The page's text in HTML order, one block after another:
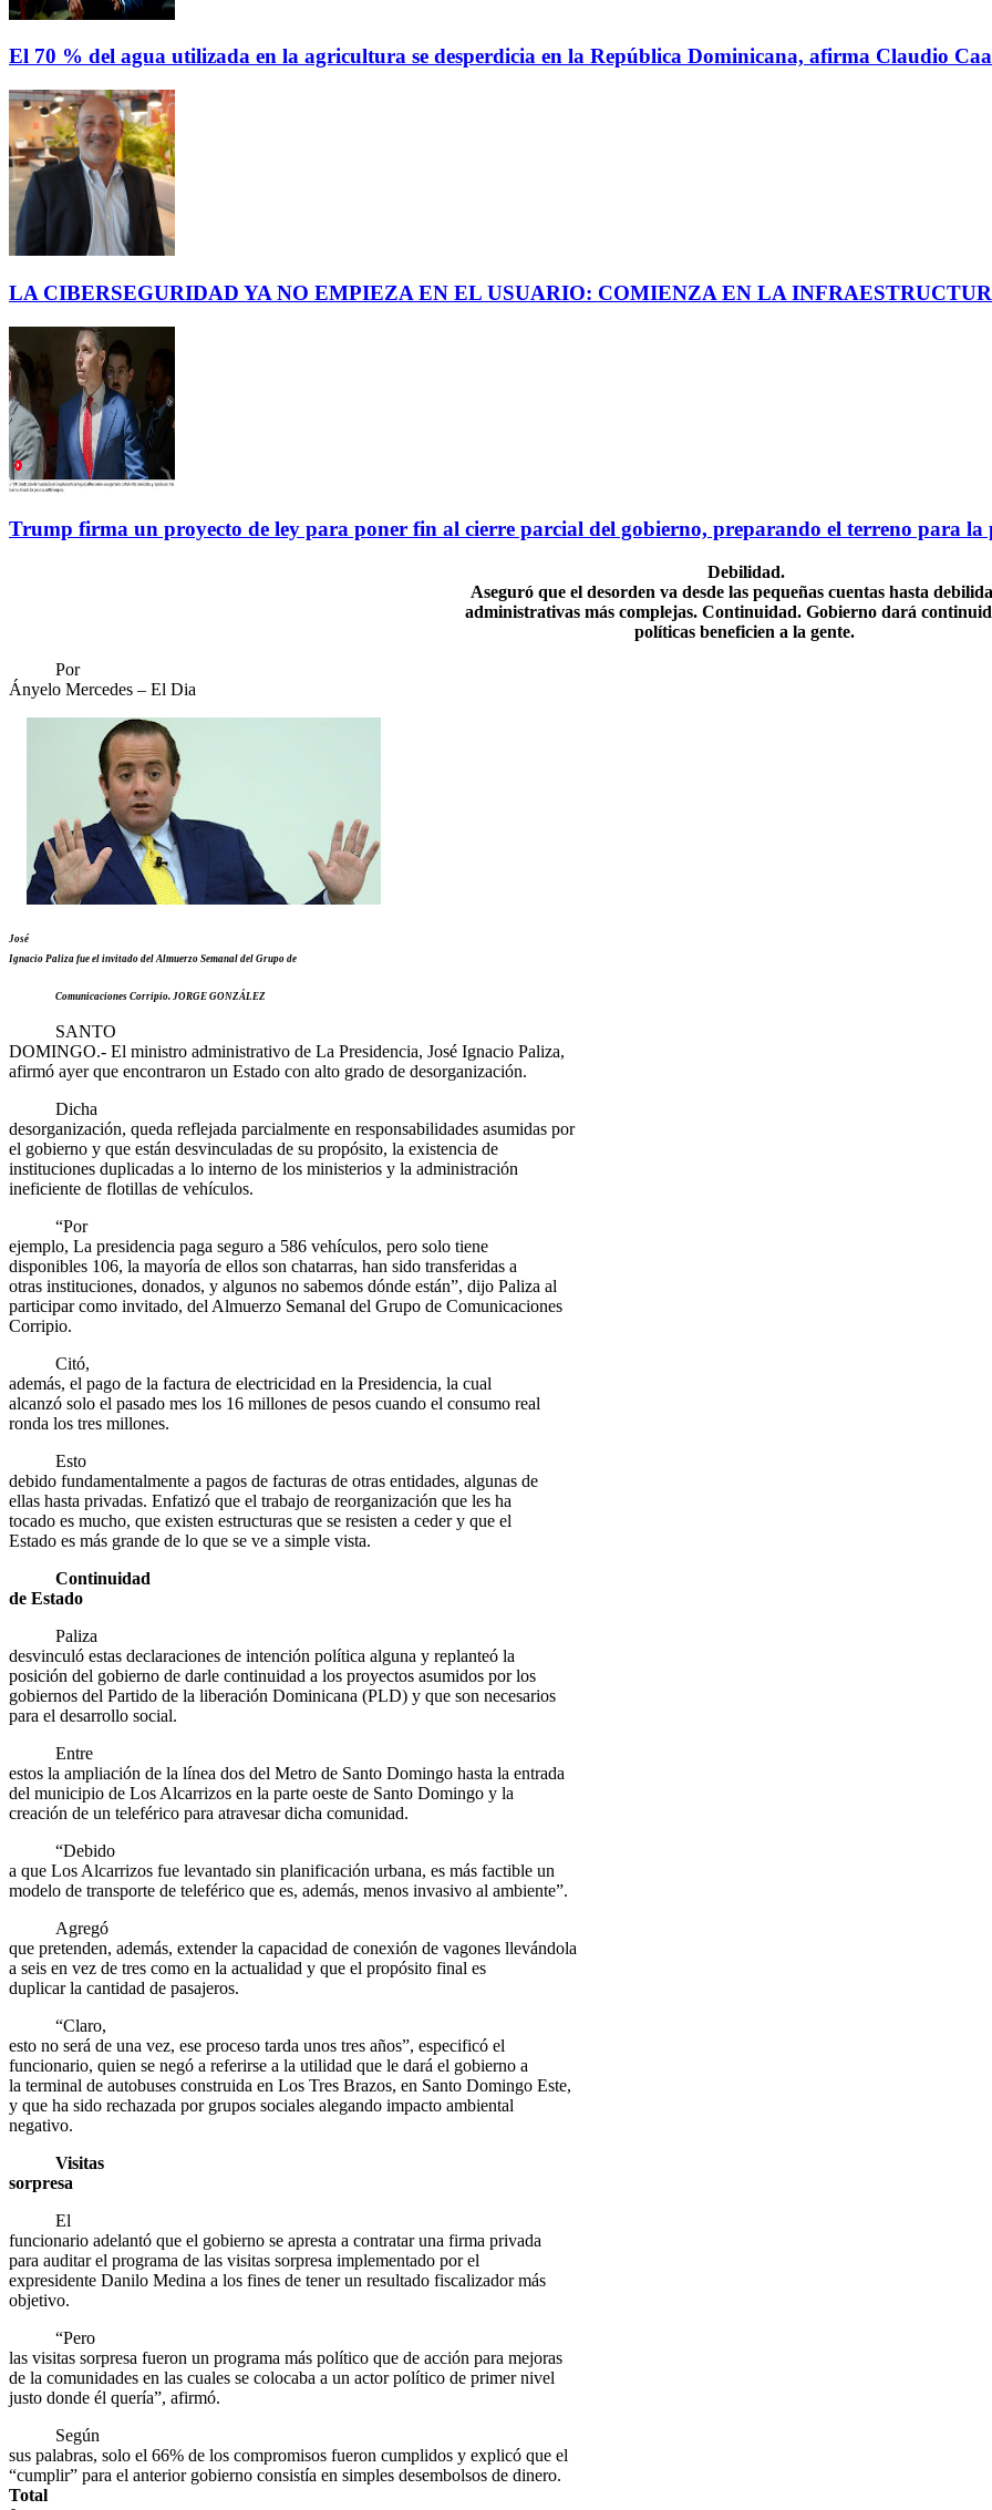
El 70 % del agua utilizada en la agricultura se desperdicia en la República Dominicana, afirma Claudio
LA CIBERSEGURIDAD YA NO EMPIEZA EN EL USUARIO: COMIENZA EN LA
Trump firma un proyecto de ley para poner fin al cierre parcial del gobierno, preparando el terreno para
Debilidad.
Aseguró que el desorden va desde las pequeñas cuentas hasta
administrativas más complejas. Continuidad. Gobierno dará
políticas beneficien a la gente.
Por
Ányelo Mercedes – El Dia
José
Ignacio Paliza fue el invitado del Almuerzo Semanal del Grupo de
Comunicaciones Corripio. JORGE GONZÁLEZ
SANTO
DOMINGO.- El ministro administrativo de La Presidencia, José Ignacio Paliza,
afirmó ayer que encontraron un Estado con alto grado de desorganización.
Dicha
desorganización, queda reflejada parcialmente en responsabilidades asumidas por
el gobierno y que están desvinculadas de su propósito, la existencia de
instituciones duplicadas a lo interno de los ministerios y la administración
ineficiente de flotillas de vehículos.
“Por
ejemplo, La presidencia paga seguro a 586 vehículos, pero solo tiene
disponibles 106, la mayoría de ellos son chatarras, han sido transferidas a
otras instituciones, donados, y algunos no sabemos dónde están”, dijo Paliza al
participar como invitado, del Almuerzo Semanal del Grupo de Comunicaciones
Corripio.
Citó,
además, el pago de la factura de electricidad en la Presidencia, la cual
alcanzó solo el pasado mes los 16 millones de pesos cuando el consumo real
ronda los tres millones.
Esto
debido fundamentalmente a pagos de facturas de otras entidades, algunas de
ellas hasta privadas. Enfatizó que el trabajo de reorganización que les ha
tocado es mucho, que existen estructuras que se resisten a ceder y que el
Estado es más grande de lo que se ve a simple vista.
Continuidad
de Estado
Paliza
desvinculó estas declaraciones de intención política alguna y replanteó la
posición del gobierno de darle continuidad a los proyectos asumidos por los
gobiernos del Partido de la liberación Dominicana (PLD) y que son necesarios
para el desarrollo social.
Entre
estos la ampliación de la línea dos del Metro de Santo Domingo hasta la entrada
del municipio de Los Alcarrizos en la parte oeste de Santo Domingo y la
creación de un teleférico para atravesar dicha comunidad.
“Debido
a que Los Alcarrizos fue levantado sin planificación urbana, es más factible un
modelo de transporte de teleférico que es, además, menos invasivo al ambiente”.
Agregó
que pretenden, además, extender la capacidad de conexión de vagones llevándola
a seis en vez de tres como en la actualidad y que el propósito final es
duplicar la cantidad de pasajeros.
“Claro,
esto no será de una vez, ese proceso tarda unos tres años”, especificó el
funcionario, quien se negó a referirse a la utilidad que le dará el gobierno a
la terminal de autobuses construida en Los Tres Brazos, en Santo Domingo Este,
y que ha sido rechazada por grupos sociales alegando impacto ambiental
negativo.
Visitas
sorpresa
El
funcionario adelantó que el gobierno se apresta a contratar una firma privada
para auditar el programa de las visitas sorpresa implementado por el
expresidente Danilo Medina a los fines de tener un resultado fiscalizador más
objetivo.
“Pero
las visitas sorpresa fueron un programa más político que de acción para mejoras
de la comunidades en las cuales se colocaba a un actor político de primer nivel
justo donde él quería”, afirmó.
Según
sus palabras, solo el 66% de los compromisos fueron cumplidos y explicó que el
“cumplir” para el anterior gobierno consistía en simples desembolsos de dinero.
Total